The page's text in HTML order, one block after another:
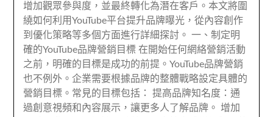
增加觀眾參與度，並最終轉化為潛在客戶。本文將圍
繞如何利用YouTube平台提升品牌曝光，從內容創作
到優化策略等多個方面進行詳細探討。 一、制定明
確的YouTube品牌營銷目標 在開始任何網絡營銷活動
之前，明確的目標是成功的前提。YouTube品牌營銷
也不例外。企業需要根據品牌的整體戰略設定具體的
營銷目標。常見的目標包括： 提高品牌知名度：通
過創意視頻和內容展示，讓更多人了解品牌。 增加